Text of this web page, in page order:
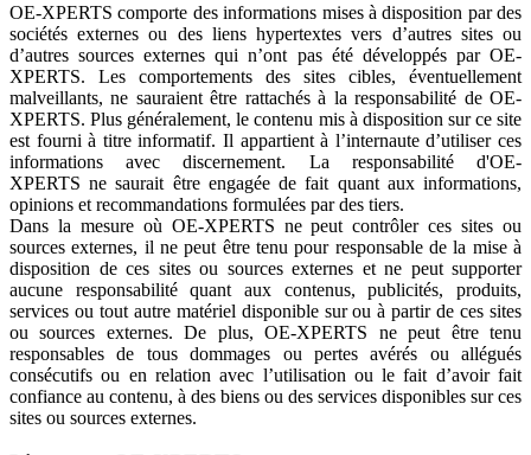
OE-XPERTS comporte des informations mises à disposition par des
sociétés externes ou des liens hypertextes vers d’autres sites ou
d’autres sources externes qui n’ont pas été développés par OE-
XPERTS. Les comportements des sites cibles, éventuellement
malveillants, ne sauraient être rattachés à la responsabilité de OE-
XPERTS. Plus généralement, le contenu mis à disposition sur ce site
est fourni à titre informatif. Il appartient à l’internaute d’utiliser ces
informations avec discernement. La responsabilité d'OE-
XPERTS ne saurait être engagée de fait quant aux informations,
opinions et recommandations formulées par des tiers.
Dans la mesure où OE-XPERTS ne peut contrôler ces sites ou
sources externes, il ne peut être tenu pour responsable de la mise à
disposition de ces sites ou sources externes et ne peut supporter
aucune responsabilité quant aux contenus, publicités, produits,
services ou tout autre matériel disponible sur ou à partir de ces sites
ou sources externes. De plus, OE-XPERTS ne peut être tenu
responsables de tous dommages ou pertes avérés ou allégués
consécutifs ou en relation avec l’utilisation ou le fait d’avoir fait
confiance au contenu, à des biens ou des services disponibles sur ces
sites ou sources externes.